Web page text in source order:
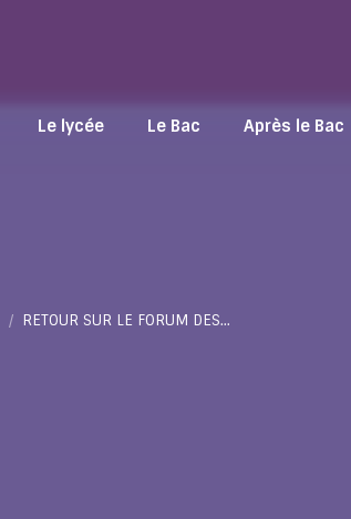
Le lycée Le Bac Après le Bac
RETOUR SUR LE FORUM DES…